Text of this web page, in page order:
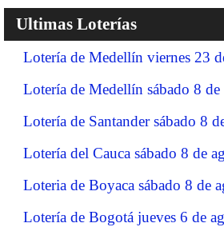
Ultimas Loterías
Lotería de Medellín viernes 23
Lotería de Medellín sábado 8
Lotería de Santander sábado 8
Lotería del Cauca sábado 8 de
Loteria de Boyaca sábado 8 de
Lotería de Bogotá jueves 6 de